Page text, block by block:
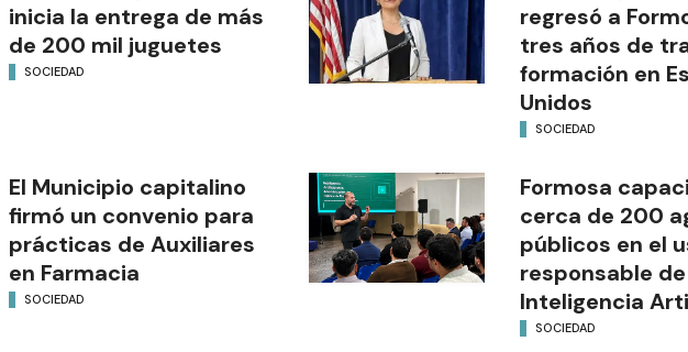
inicia la entrega de más
de 200 mil juguetes
SOCIEDAD
regresó a
tres años de
formación en
Unidos
SOCIEDAD
El Municipio capitalino
firmó un convenio para
prácticas de Auxiliares
en Farmacia
SOCIEDAD
Formosa
cerca de 200
públicos en el
responsable
Inteligencia
SOCIEDAD